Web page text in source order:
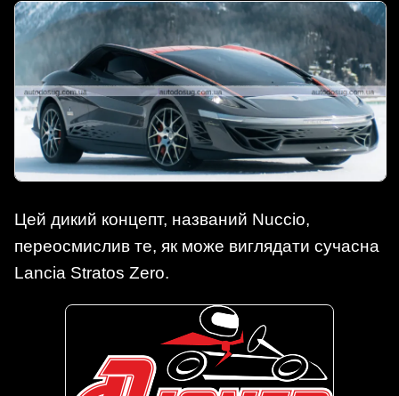
Цей дикий концепт, названий Nuccio,
переосмислив те, як може виглядати сучасна
Lancia Stratos Zero.